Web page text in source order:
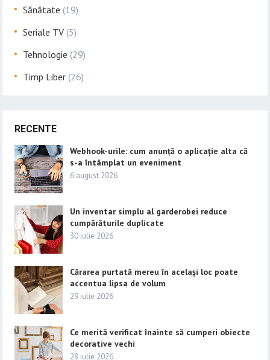
Sănătate (19)
Seriale TV (5)
Tehnologie (29)
Timp Liber (26)
RECENTE
Webhook-urile: cum anunță o aplicație alta că
s-a întâmplat un eveniment
6 august 2026
Un inventar simplu al garderobei reduce
cumpărăturile duplicate
30 iulie 2026
Cărarea purtată mereu în același loc poate
accentua lipsa de volum
29 iulie 2026
Ce merită verificat înainte să cumperi obiecte
decorative vechi
28 iulie 2026